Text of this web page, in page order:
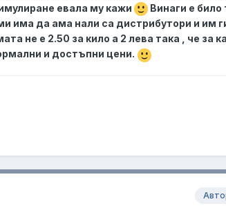
евала му кажи
Винаги е било
има да ама нали са дистрибутори и им
не е 2.50 за кило а 2 лева така , че за
и достъпни цени.